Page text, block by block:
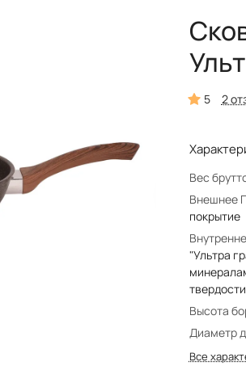
5 2
Вес
Внешнее
покрытие
"Ультра
Высота
Диаметр
Все